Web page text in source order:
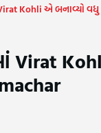
Kohli એ બનાવ્યો
Virat